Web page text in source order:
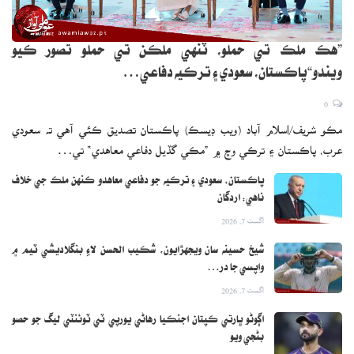
”هڪ ملڪ تي حملو، ٽنهي ملڪن تي حملو تصور ڪيو
ويندو“پاڪستان، سعودي ۽ ترڪيه دفاعي…
مڪو شريف/اسلام آباد (ويب ڊيسڪ) پاڪستان تصديق ڪئي آهي ته سعودي
عرب، پاڪستان ۽ ترڪي وچ ۾ ”مڪي گڏيل دفاعي معاهدي“ تي…
پاڪستان، سعودي ۽ ترڪيه جو دفاعي معاهدو ڪنهن ملڪ جي خلاف
ناهي: اردگان
اگست 7, 2026
شيخ حسينه سان ويجهڙايون، شڪيب الحسن لاءِ بنگلاديشي ٽيم ۾
واپسي جا در…
اگست 7, 2026
اڳوڻو ڀارتي ڪپتان اجنڪيا رهاڻي يورپي ٽي ٽوئنٽي ليگ جو حصو
بڻجي ويو